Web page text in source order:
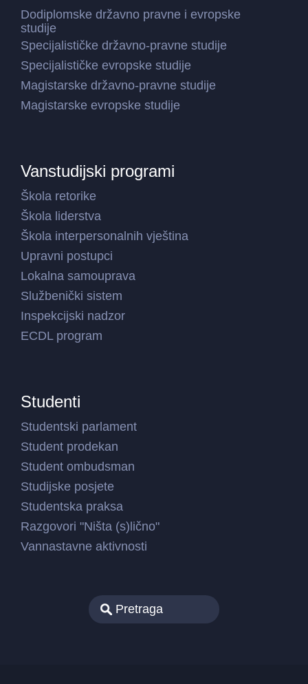
Dodiplomske državno pravne i evropske
studije
Specijalističke državno-pravne studije
Specijalističke evropske studije
Magistarske državno-pravne studije
Magistarske evropske studije
Vanstudijski programi
Škola retorike
Škola liderstva
Škola interpersonalnih vještina
Upravni postupci
Lokalna samouprava
Službenički sistem
Inspekcijski nadzor
ECDL program
Studenti
Studentski parlament
Student prodekan
Student ombudsman
Studijske posjete
Studentska praksa
Razgovori "Ništa (s)lično"
Vannastavne aktivnosti